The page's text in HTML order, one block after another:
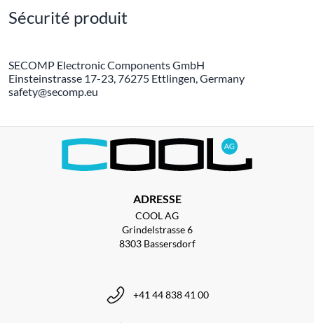
Sécurité produit
SECOMP Electronic Components GmbH
Einsteinstrasse 17-23, 76275 Ettlingen, Germany
safety@secomp.eu
ADRESSE
COOL AG
Grindelstrasse 6
8303 Bassersdorf
+41 44 838 41 00